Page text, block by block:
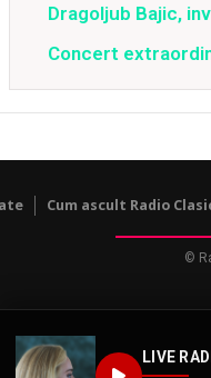
LIVE
Dragoljub Bajic,
Concert
Cum ascult Radio
©